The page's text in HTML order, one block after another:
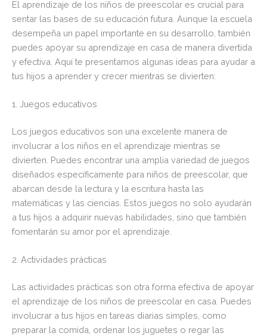
El aprendizaje de los niños de preescolar es crucial para
sentar las bases de su educación futura. Aunque la escuela
desempeña un papel importante en su desarrollo, también
puedes apoyar su aprendizaje en casa de manera divertida
y efectiva. Aquí te presentamos algunas ideas para ayudar a
tus hijos a aprender y crecer mientras se divierten:
1. Juegos educativos
Los juegos educativos son una excelente manera de
involucrar a los niños en el aprendizaje mientras se
divierten. Puedes encontrar una amplia variedad de juegos
diseñados específicamente para niños de preescolar, que
abarcan desde la lectura y la escritura hasta las
matemáticas y las ciencias. Estos juegos no solo ayudarán
a tus hijos a adquirir nuevas habilidades, sino que también
fomentarán su amor por el aprendizaje.
2. Actividades prácticas
Las actividades prácticas son otra forma efectiva de apoyar
el aprendizaje de los niños de preescolar en casa. Puedes
involucrar a tus hijos en tareas diarias simples, como
preparar la comida, ordenar los juguetes o regar las